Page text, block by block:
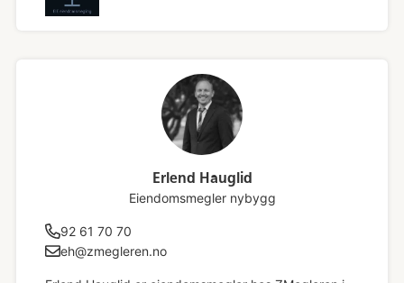
Erlend Hauglid
Eiendomsmegler nybygg
92 61 70 70
eh@zmegleren.no